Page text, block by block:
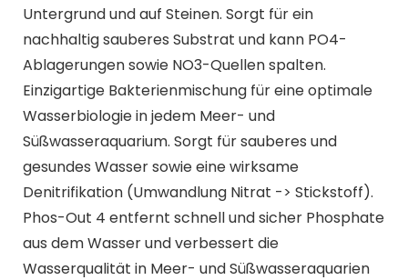
Untergrund und auf Steinen. Sorgt für ein
nachhaltig sauberes Substrat und kann PO4-
Ablagerungen sowie NO3-Quellen spalten.
Einzigartige Bakterienmischung für eine optimale
Wasserbiologie in jedem Meer- und
Süßwasseraquarium. Sorgt für sauberes und
gesundes Wasser sowie eine wirksame
Denitrifikation (Umwandlung Nitrat -> Stickstoff).
Phos-Out 4 entfernt schnell und sicher Phosphate
aus dem Wasser und verbessert die
Wasserqualität in Meer- und Süßwasseraquarien